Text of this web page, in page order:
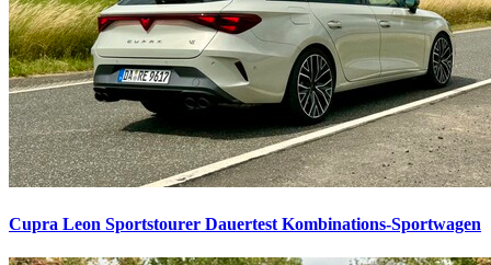
Cupra Leon Sportstourer Dauertest Kombinations-Sportwagen